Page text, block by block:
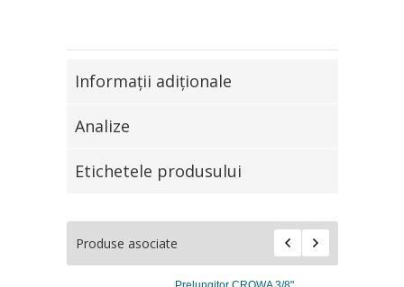
Informaţii adiţionale
Analize
Etichetele produsului
Produse asociate